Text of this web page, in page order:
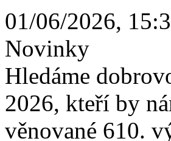
01/06/2026,
Novinky
Hledáme
2026, kteří by
věnované 610.